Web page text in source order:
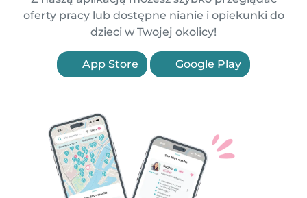
oferty pracy lub dostępne nianie i opiekunki do
dzieci w Twojej okolicy!
App Store Google Play